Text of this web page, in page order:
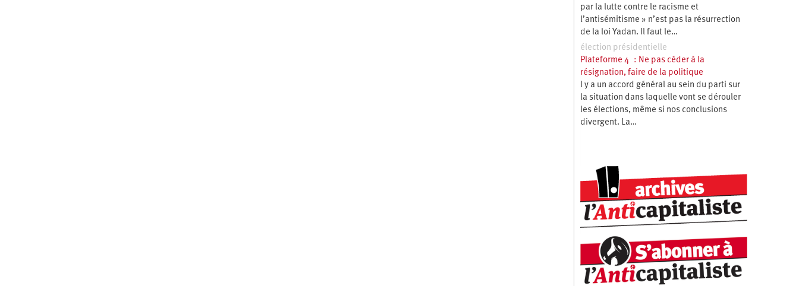
par la lutte contre le racisme et
l’antisémitisme » n’est pas la résurrection
de la loi Yadan. Il faut le…
élection présidentielle
Plateforme 4 : Ne pas céder à la
résignation, faire de la politique
l y a un accord général au sein du parti sur
la situation dans laquelle vont se dérouler
les élections, même si nos conclusions
divergent. La…